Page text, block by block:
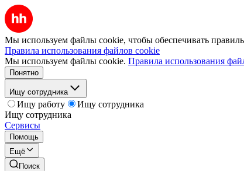
Мы используем файлы cookie, чтобы обеспечивать
Правила использования файлов cookie
Мы используем файлы cookie. Правила использования
Понятно
Ищу сотрудника
Ищу работу
Ищу сотрудника
Ищу сотрудника
Сервисы
Помощь
Ещё
Поиск